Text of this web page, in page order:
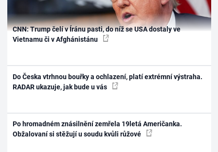
CNN: Trump čelí v Íránu pasti, do níž se USA dostaly ve
Vietnamu či v Afghánistánu
Do Česka vtrhnou bouřky a ochlazení, platí extrémní výstraha.
RADAR ukazuje, jak bude u vás
Po hromadném znásilnění zemřela 19letá Američanka.
Obžalovaní si stěžují u soudu kvůli růžové